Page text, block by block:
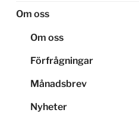
Om oss
Om oss
Förfrågningar
Månadsbrev
Nyheter